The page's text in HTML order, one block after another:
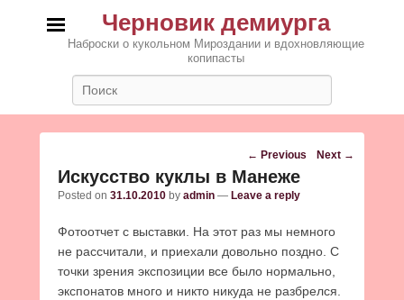
Черновик демиурга
Наброски о кукольном Мироздании и вдохновляющие
копипасты
Post
navigation
← Previous Next →
Искусство куклы в Манеже
Posted on 31.10.2010 by admin — Leave a reply
Фотоотчет с выставки. На этот раз мы немного
не рассчитали, и приехали довольно поздно. С
точки зрения экспозиции все было нормально,
экспонатов много и никто никуда не разбрелся.